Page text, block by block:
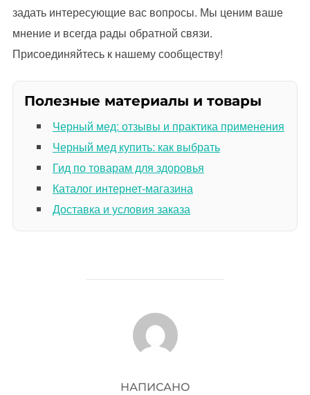
задать интересующие вас вопросы. Мы ценим ваше
мнение и всегда рады обратной связи.
Присоединяйтесь к нашему сообществу!
Полезные материалы и товары
Черный мед: отзывы и практика применения
Черный мед купить: как выбрать
Гид по товарам для здоровья
Каталог интернет-магазина
Доставка и условия заказа
АВТОР ЗАПИСИ
НАПИСАНО